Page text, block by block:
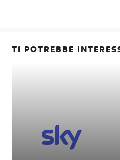
TI POTREBBE